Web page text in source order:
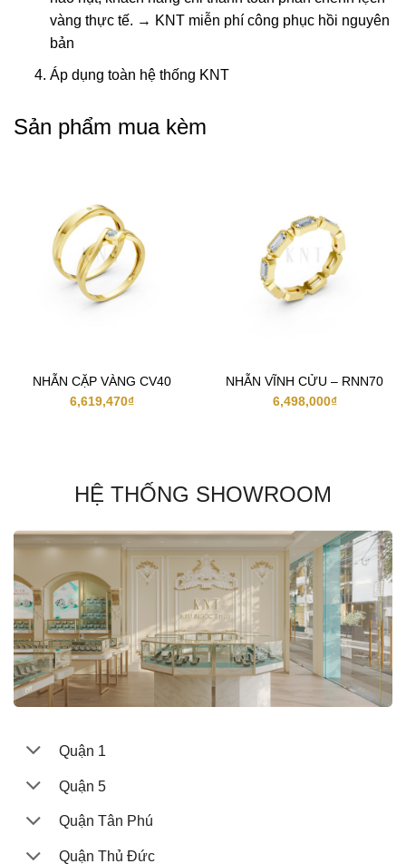
vàng thực tế. → KNT miễn phí công phục hồi nguyên
bản
Áp dụng toàn hệ thống KNT
Sản phẩm mua kèm
NHẪN CẶP VÀNG CV40
6,619,470₫
NHẪN VĨNH CỬU – RNN70
6,498,000₫
HỆ THỐNG SHOWROOM
Quận 1
Quận 5
Quận Tân Phú
Quận Thủ Đức